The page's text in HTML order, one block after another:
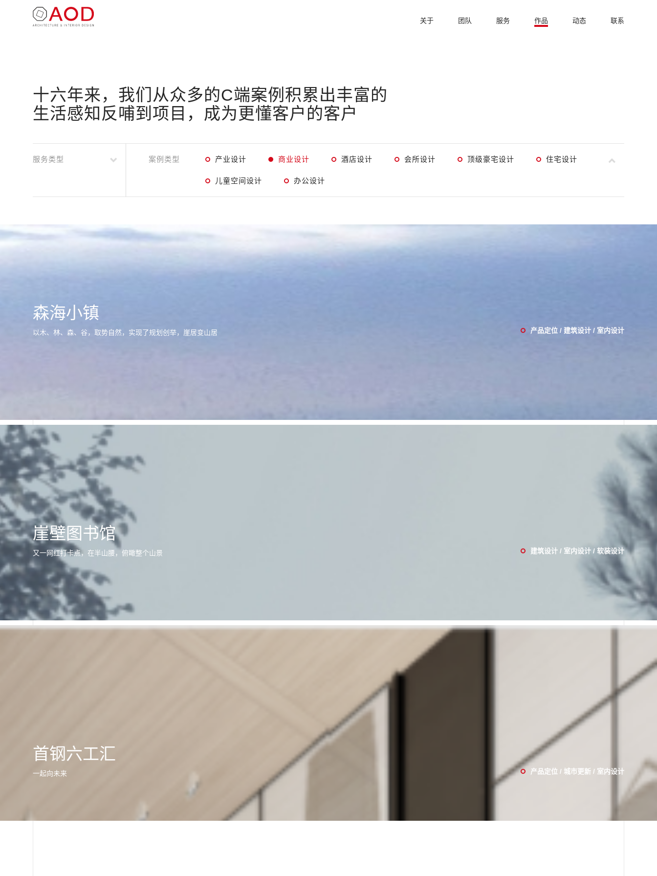
关于 团队 服务 作品 动态 联系
十六年来，我们从众多的C端案例积累出丰富的
生活感知反哺到项目，成为更懂客户的客户
服务类型 案例类型 产业设计 商业设计 酒店设计 会所设计 顶级豪宅设计 住宅设计
儿童空间设计 办公设计
森海小镇
以木、林、森、谷，取势自然，实现了规划创举，崖居变山居 产品定位 / 建筑设计 / 室内设计
崖壁图书馆
又一网红打卡点，在半山腰，俯瞰整个山景 建筑设计 / 室内设计 / 软装设计
首钢六工汇
一起向未来 产品定位 / 城市更新 / 室内设计